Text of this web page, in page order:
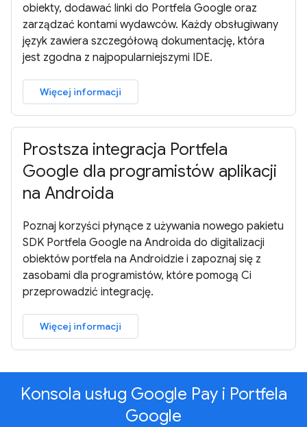
obiekty, dodawać linki do Portfela Google oraz
zarządzać kontami wydawców. Każdy obsługiwany
język zawiera szczegółową dokumentację, która
jest zgodna z najpopularniejszymi IDE.
Więcej informacji
Prostsza integracja Portfela
Google dla programistów aplikacji
na Androida
Poznaj korzyści płynące z używania nowego pakietu
SDK Portfela Google na Androida do digitalizacji
obiektów portfela na Androidzie i zapoznaj się z
zasobami dla programistów, które pomogą Ci
przeprowadzić integrację.
Więcej informacji
Konsola usług Google Pay i Portfela
Google